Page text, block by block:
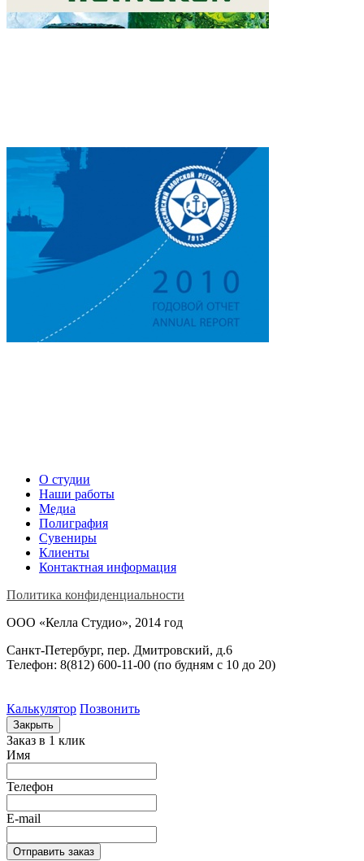
О студии
Наши работы
Медиа
Полиграфия
Сувениры
Клиенты
Контактная информация
Политика конфиденциальности
ООО «Келла Студио», 2014 год
Санкт-Петербург, пер. Дмитровский, д.6
Телефон: 8(812) 600-11-00 (по будням c 10 до 20)
Калькулятор Позвонить
Закрыть
Заказ в 1 клик
Имя
Телефон
E-mail
Отправить заказ